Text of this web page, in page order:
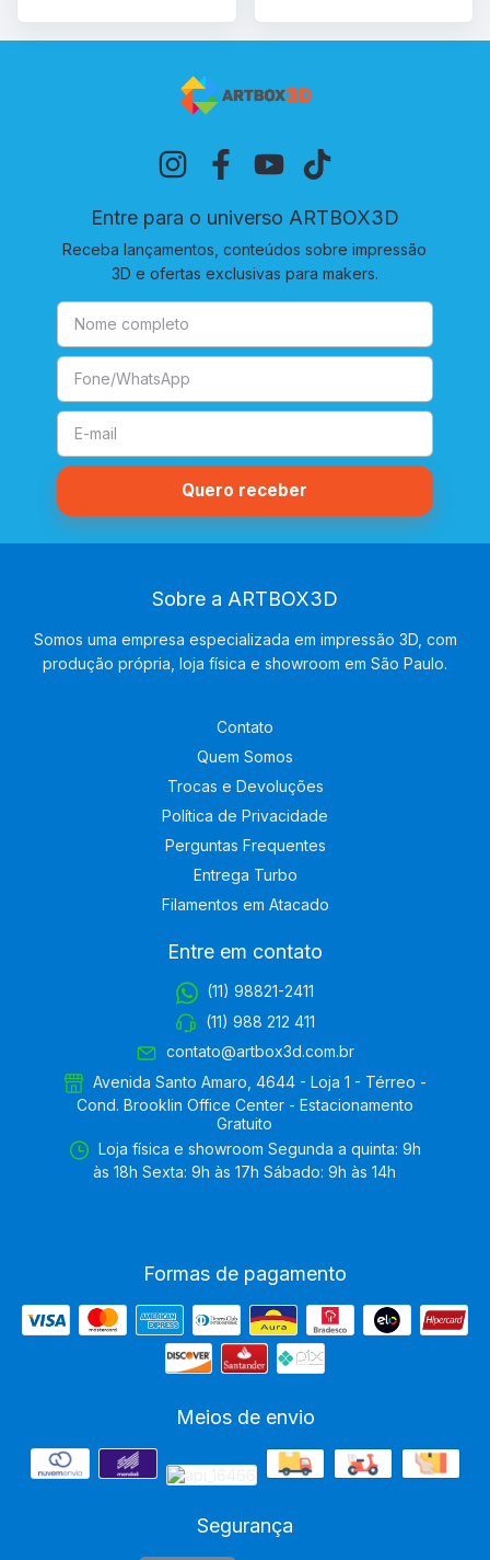
Entre para o universo ARTBOX3D
Receba lançamentos, conteúdos sobre impressão
3D e ofertas exclusivas para makers.
Sobre a ARTBOX3D
Somos uma empresa especializada em impressão 3D, com
produção própria, loja física e showroom em São Paulo.
Contato
Quem Somos
Trocas e Devoluções
Política de Privacidade
Perguntas Frequentes
Entrega Turbo
Filamentos em Atacado
Entre em contato
(11) 98821-2411
(11) 988 212 411
contato@artbox3d.com.br
Avenida Santo Amaro, 4644 - Loja 1 - Térreo -
Cond. Brooklin Office Center - Estacionamento
Gratuito
Loja física e showroom Segunda a quinta: 9h
às 18h Sexta: 9h às 17h Sábado: 9h às 14h
Formas de pagamento
Meios de envio
Segurança